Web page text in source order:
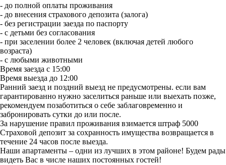
- до полной оплаты проживания
- до внесения страхового депозита (залога)
- без регистрации заезда по паспорту
- с детьми без согласования
- при заселении более 2 человек (включая детей любого
возраста)
- с любыми животными
Время заезда с 15:00
Время выезда до 12:00
Ранний заезд и поздний выезд не предусмотрены. если вам
гарантированно нужно заселиться раньше или выехать позже,
рекомендуем позаботиться о себе заблаговременно и
забронировать сутки до или после.
За нарушение правил проживания взимается штраф 5000
Страховой депозит за сохранность имущества возвращается в
течение 24 часов после выезда.
Наши апартаменты – одни из лучших в этом районе! Будем рады
видеть Вас в числе наших постоянных гостей!